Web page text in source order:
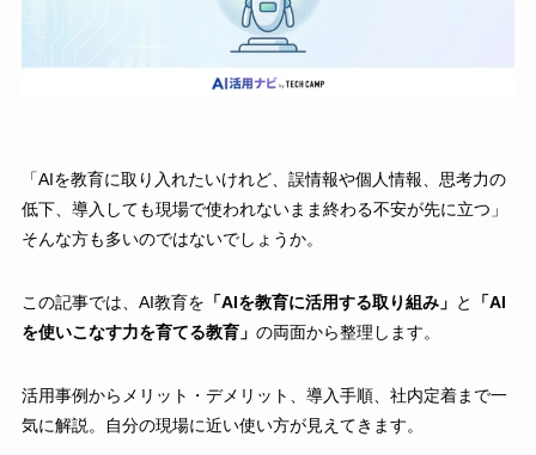
「AIを教育に取り入れたいけれど、誤情報や個人情報、思考力の
低下、導入しても現場で使われないまま終わる不安が先に立つ」
そんな方も多いのではないでしょうか。
この記事では、AI教育を 「AIを教育に活用する取り組み」 と
「AI
を使いこなす力を育てる教育」 の両面から整理します。
活用事例からメリット・デメリット、導入手順、社内定着まで一
気に解説。自分の現場に近い使い方が見えてきます。